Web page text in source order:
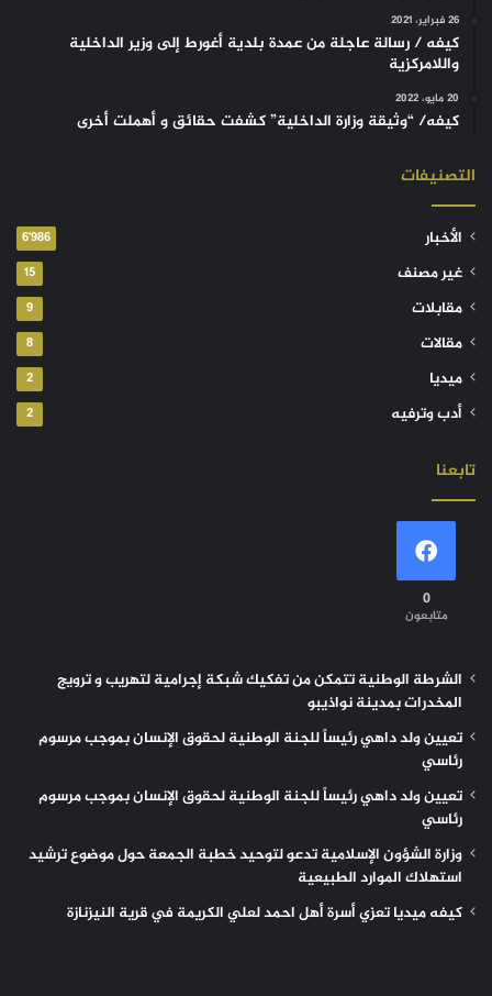
26 فبراير، 2021
كيفه / رسالة عاجلة من عمدة بلدية أغورط إلى وزير الداخلية
واللامركزية
20 مايو، 2022
كيفه/ “وثيقة وزارة الداخلية” كشفت حقائق و أهملت أخرى
التصنيفات
الأخبار 6٬986
غير مصنف 15
مقابلات 9
مقالات 8
ميديا 2
أدب وترفيه 2
تابعنا
0
متابعون
الشرطة الوطنية تتمكن من تفكيك شبكة إجرامية لتهريب و ترويج
المخدرات بمدينة نواذيبو
تعيين ولد داهي رئيساً للجنة الوطنية لحقوق الإنسان بموجب مرسوم
رئاسي
تعيين ولد داهي رئيساً للجنة الوطنية لحقوق الإنسان بموجب مرسوم
رئاسي
وزارة الشؤون الإسلامية تدعو لتوحيد خطبة الجمعة حول موضوع ترشيد
استهلاك الموارد الطبيعية
كيفه ميديا تعزي أسرة أهل احمد لعلي الكريمة في قرية النيزنازة